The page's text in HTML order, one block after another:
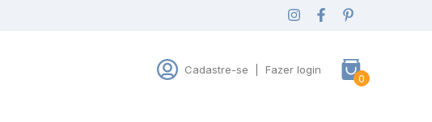
Cadastre-se Fazer login
0